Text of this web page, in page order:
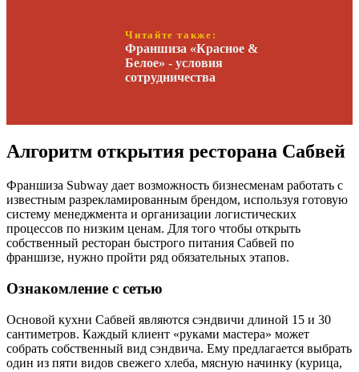
Читайте также:
Франшиза «Красное &
Белое» - условия
сотрудничества
Алгоритм открытия ресторана Сабвей
Франшиза Subway дает возможность бизнесменам работать с
известным разрекламированным брендом, используя готовую
систему менеджмента и организации логистических
процессов по низким ценам. Для того чтобы открыть
собственный ресторан быстрого питания Сабвей по
франшизе, нужно пройти ряд обязательных этапов.
Ознакомление с сетью
Основой кухни Сабвей являются сэндвичи длиной 15 и 30
сантиметров. Каждый клиент «руками мастера» может
собрать собственный вид сэндвича. Ему предлагается выбрать
один из пяти видов свежего хлеба, мясную начинку (курица,